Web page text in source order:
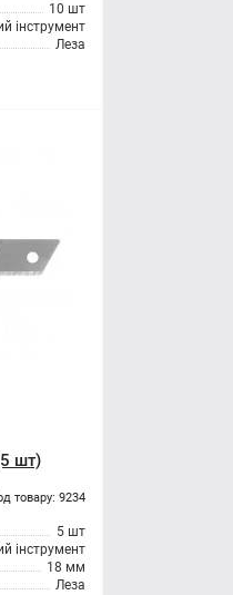
10 шт
інструмент
Леза
шт)
товару: 9234
5 шт
інструмент
18 мм
Леза